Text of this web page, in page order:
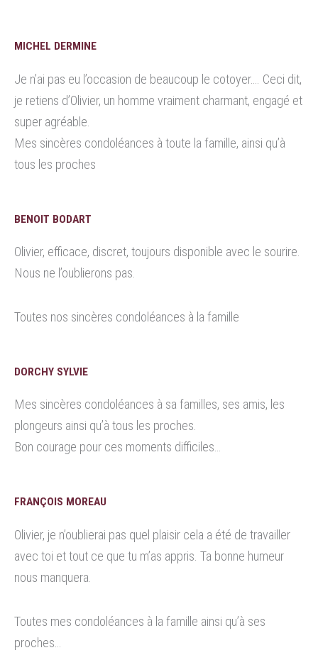
MICHEL DERMINE
Je n’ai pas eu l’occasion de beaucoup le cotoyer…. Ceci dit,
je retiens d’Olivier, un homme vraiment charmant, engagé et
super agréable.
Mes sincères condoléances à toute la famille, ainsi qu’à
tous les proches
BENOIT BODART
Olivier, efficace, discret, toujours disponible avec le sourire.
Nous ne l’oublierons pas.
Toutes nos sincères condoléances à la famille
DORCHY SYLVIE
Mes sincères condoléances à sa familles, ses amis, les
plongeurs ainsi qu’à tous les proches.
Bon courage pour ces moments difficiles…
FRANÇOIS MOREAU
Olivier, je n’oublierai pas quel plaisir cela a été de travailler
avec toi et tout ce que tu m’as appris. Ta bonne humeur
nous manquera.
Toutes mes condoléances à la famille ainsi qu’à ses
proches…